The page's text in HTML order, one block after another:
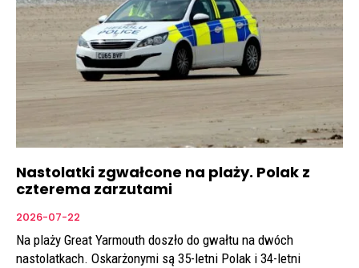
Nastolatki zgwałcone na plaży. Polak z
czterema zarzutami
2026-07-22
Na plaży Great Yarmouth doszło do gwałtu na dwóch
nastolatkach. Oskarżonymi są 35-letni Polak i 34-letni